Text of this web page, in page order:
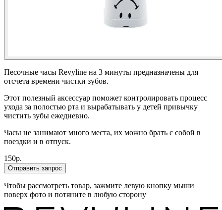
Песочные часы Revyline на 3 минуты предназначены для
отсчета времени чистки зубов.
Этот полезный аксессуар поможет контролировать процесс
ухода за полостью рта и вырабатывать у детей привычку
чистить зубы ежедневно.
Часы не занимают много места, их можно брать с собой в
поездки и в отпуск.
150р.
Отправить запрос
Чтобы рассмотреть товар, зажмите левую кнопку мыши
поверх фото и потяните в любую сторону